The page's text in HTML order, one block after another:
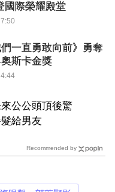
國際榮耀殿堂
一直勇敢向前》勇奪
斯卡金獎
公公頭頂後驚
給男友
Recommended by